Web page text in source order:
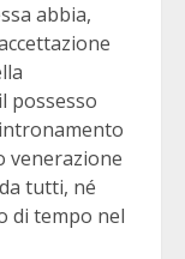
abbia,
possesso
venerazione
tutti, né
di tempo nel